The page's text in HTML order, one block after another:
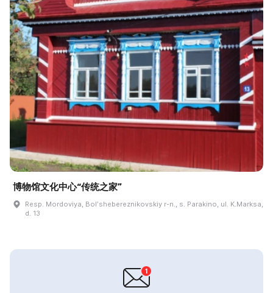
博物馆文化中心“传统之家”
Resp. Mordoviya, Bolʹshebereznikovskiy r-n., s. Parakino, ul. K.Marksa,
d. 13